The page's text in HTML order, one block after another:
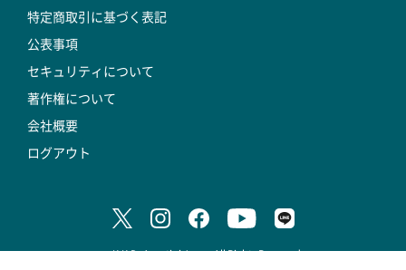
特定商取引に基づく表記
公表事項
セキュリティについて
著作権について
会社概要
ログアウト
© K.K.DeAgostini Japan All Rights Reserved.